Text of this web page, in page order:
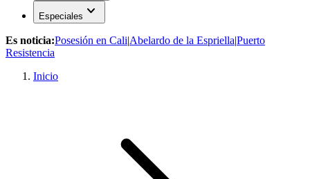
Especiales expand_more
Es noticia:Posesión en Cali|Abelardo de la Espriella|Puerto
Resistencia
Inicio